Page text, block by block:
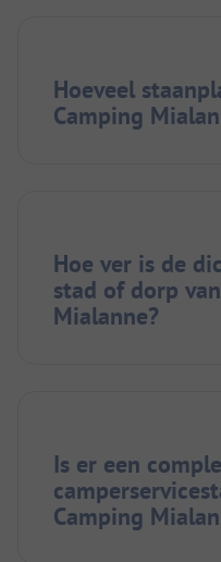
Hoeveel
Camping
Hoe ver is de
stad of dorp
Mialanne?
Is er een
Camping